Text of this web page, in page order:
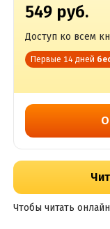
549 руб.
Доступ ко всем
Первые 14 дней
Чтобы читать онлайн